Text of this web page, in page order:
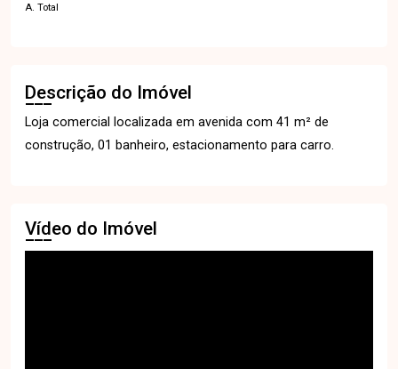
A. Total
Descrição do Imóvel
Loja comercial localizada em avenida com 41 m² de
construção, 01 banheiro, estacionamento para carro.
Vídeo do Imóvel